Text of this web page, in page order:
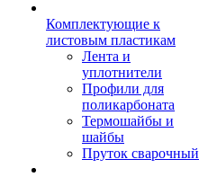
Комплектующие к
листовым пластикам
Лента и
уплотнители
Профили для
поликарбоната
Термошайбы и
шайбы
Пруток сварочный